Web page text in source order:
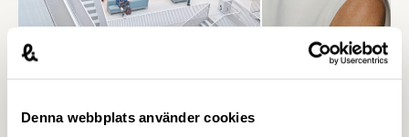
Denna webbplats använder cookies
Forskning och innovation i